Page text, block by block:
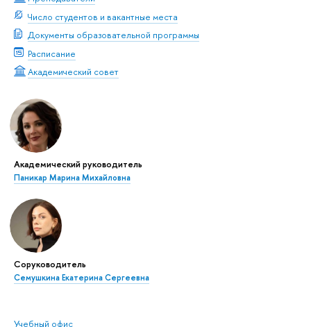
Число студентов и вакантные места
Документы образовательной программы
Расписание
Академический совет
Академический руководитель
Паникар Марина Михайловна
Соруководитель
Семушкина Екатерина Сергеевна
Учебный офис